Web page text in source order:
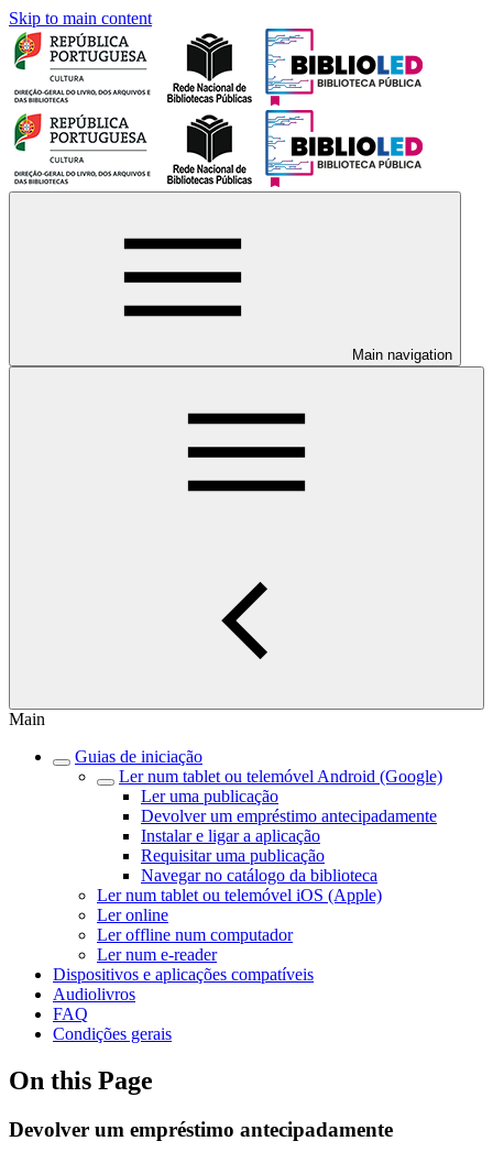
Skip to main content
Main navigation
Main
Guias de iniciação
Ler num tablet ou telemóvel Android (Google)
Ler uma publicação
Devolver um empréstimo antecipadamente
Instalar e ligar a aplicação
Requisitar uma publicação
Navegar no catálogo da biblioteca
Ler num tablet ou telemóvel iOS (Apple)
Ler online
Ler offline num computador
Ler num e-reader
Dispositivos e aplicações compatíveis
Audiolivros
FAQ
Condições gerais
On this Page
Devolver um empréstimo antecipadamente